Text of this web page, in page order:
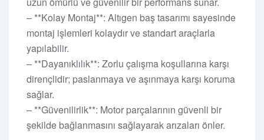
– **Kolay Montaj**: Altıgen baş tasarımı sayesinde
montaj işlemleri kolaydır ve standart araçlarla
yapılabilir.
– **Dayanıklılık**: Zorlu çalışma koşullarına karşı
dirençlidir; paslanmaya ve aşınmaya karşı koruma
sağlar.
– **Güvenilirlik**: Motor parçalarının güvenli bir
şekilde bağlanmasını sağlayarak arızaları önler.